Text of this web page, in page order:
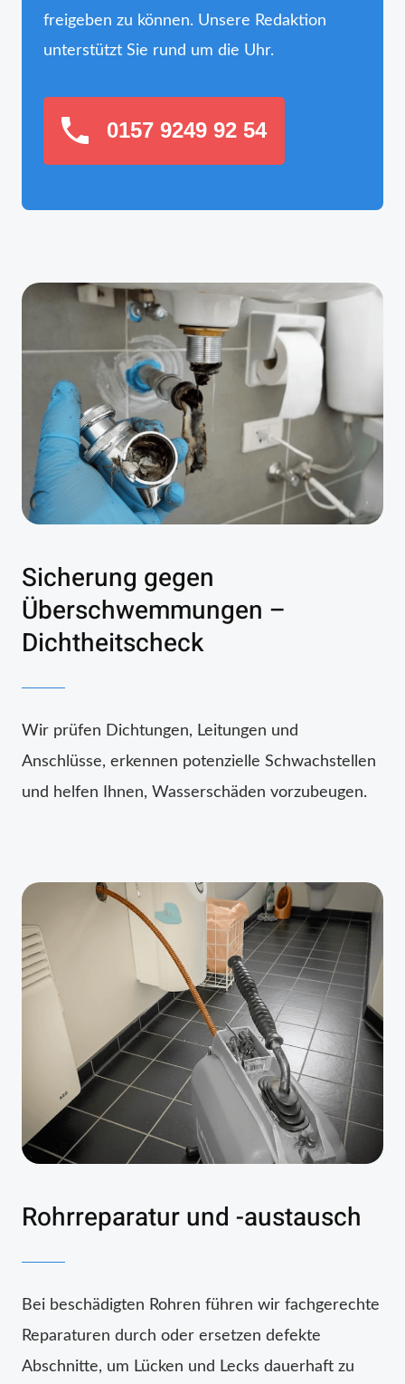
freigeben zu können. Unsere Redaktion
unterstützt Sie rund um die Uhr.
0157 9249 92 54
Sicherung gegen
Überschwemmungen –
Dichtheitscheck
Wir prüfen Dichtungen, Leitungen und
Anschlüsse, erkennen potenzielle Schwachstellen
und helfen Ihnen, Wasserschäden vorzubeugen.
Rohrreparatur und -austausch
Bei beschädigten Rohren führen wir fachgerechte
Reparaturen durch oder ersetzen defekte
Abschnitte, um Lücken und Lecks dauerhaft zu